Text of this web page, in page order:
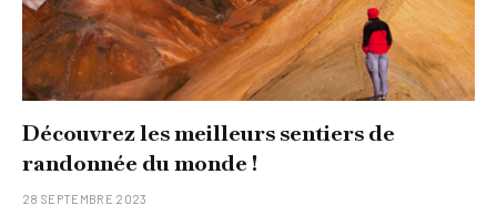
Découvrez les meilleurs sentiers de
randonnée du monde !
28 SEPTEMBRE 2023